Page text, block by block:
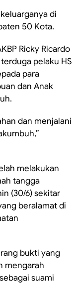
di
50 Kota.
Ricky Ricardo
pelaku HS
para
dan Anak
dan menjalani
melakukan
tangga
(30/6) sekitar
beralamat di
bukti yang
mengarah
suami